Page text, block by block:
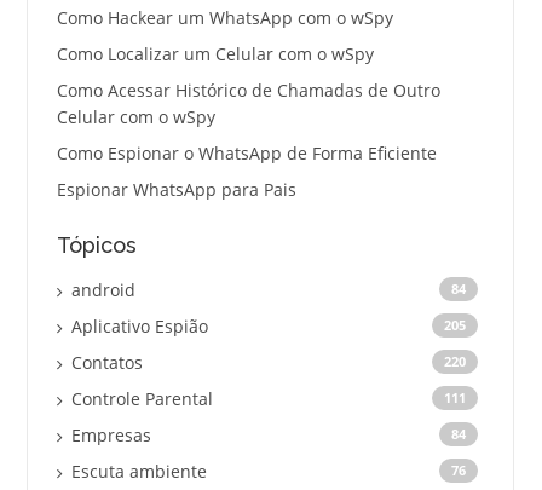
Como Hackear um WhatsApp com o wSpy
Como Localizar um Celular com o wSpy
Como Acessar Histórico de Chamadas de Outro
Celular com o wSpy
Como Espionar o WhatsApp de Forma Eficiente
Espionar WhatsApp para Pais
Tópicos
android 84
Aplicativo Espião 205
Contatos 220
Controle Parental 111
Empresas 84
Escuta ambiente 76